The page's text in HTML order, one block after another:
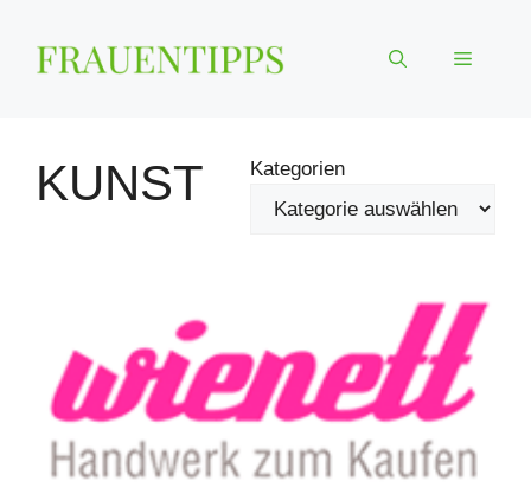
Inhalt
springen
Menü
KUNST Kategorien